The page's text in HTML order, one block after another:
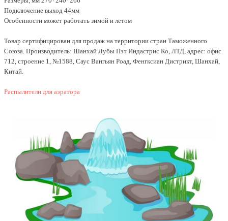
Подключение выход 44мм
Особенности может работать зимой и летом
Товар сертифицирован для продаж на территории стран Таможенного
Союза. Производитель: Шанхай Лубы Пэт Индастрис Ко, ЛТД, адрес: офис
712, строение 1, №1588, Саус Вангьян Роад, Фенгксиан Дистрикт, Шанхай,
Китай.
Распылители для аэратора